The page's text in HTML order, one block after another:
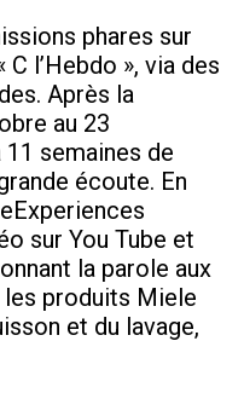
phares sur
C l’Hebdo », via des
Après la
au 23
semaines de
écoute. En
sur You Tube et
la parole aux
produits Miele
et du lavage,